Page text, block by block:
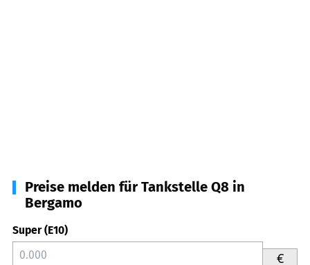
Preise melden für Tankstelle Q8 in
Bergamo
Super (E10)
€